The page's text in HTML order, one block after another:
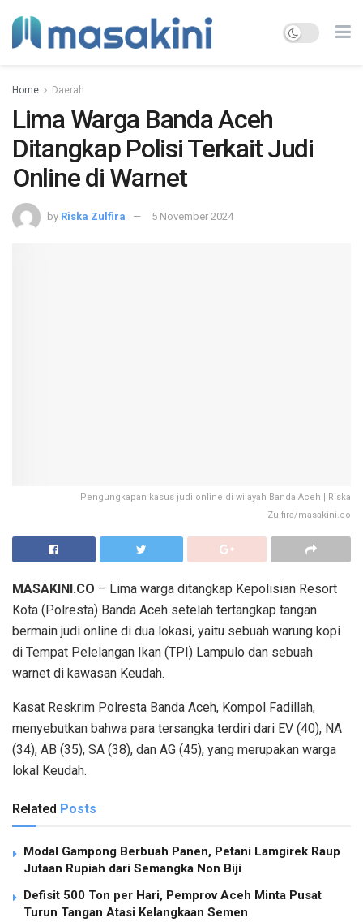
Home Daerah
Lima Warga Banda Aceh
Ditangkap Polisi Terkait Judi
Online di Warnet
by Riska Zulfira 5 November 2024
Pengungkapan kasus judi online di wilayah Banda Aceh | Riska
Zulfira/masakini.co
MASAKINI.CO – Lima warga ditangkap Kepolisian Resort
Kota (Polresta) Banda Aceh setelah tertangkap tangan
bermain judi online di dua lokasi, yaitu sebuah warung kopi
di Tempat Pelelangan Ikan (TPI) Lampulo dan sebuah
warnet di kawasan Keudah.
Kasat Reskrim Polresta Banda Aceh, Kompol Fadillah,
menyebutkan bahwa para tersangka terdiri dari EV (40), NA
(34), AB (35), SA (38), dan AG (45), yang merupakan warga
lokal Keudah.
Related Posts
Modal Gampong Berbuah Panen, Petani Lamgirek Raup
Jutaan Rupiah dari Semangka Non Biji
Defisit 500 Ton per Hari, Pemprov Aceh Minta Pusat
Turun Tangan Atasi Kelangkaan Semen